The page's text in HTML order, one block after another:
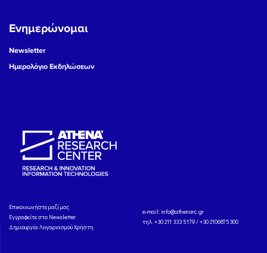
Ενημερώνομαι
Newsletter
Ημερολόγιο Εκδηλώσεων
Eπικοινωνήστε μαζί μας
Εγγραφείτε στο Newsletter
Δημιουργία Λογαριασμού Χρήστη
e-mail: info@athenarc.gr
τηλ. +30 211 333 5179 / +30 2106875300